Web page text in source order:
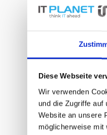
Diese Webseite
Wir verwenden
und die Zugriffe
Website an unsere
möglicherweise mit